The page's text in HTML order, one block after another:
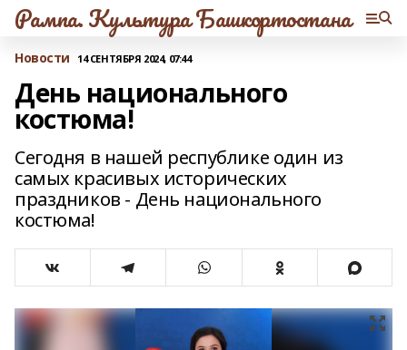
Рампа. Культура Башкортостана
Новости 14 СЕНТЯБРЯ 2024, 07:44
День национального
костюма!
Сегодня в нашей республике один из
самых красивых исторических
праздников - День национального
костюма!